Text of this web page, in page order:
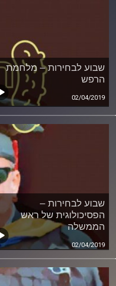
שבוע לבחירות – מלחמת
הרפש
02/04/2019
שבוע לבחירות –
הפסיכולוגית של ראש
הממשלה
02/04/2019